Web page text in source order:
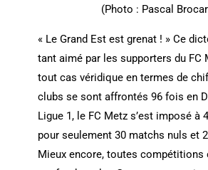
(Photo : Pascal
« Le Grand Est est grenat ! » Ce
tant aimé par les supporters du FC
tout cas véridique en termes de
clubs se sont affrontés 96 fois en
Ligue 1, le FC Metz s’est imposé à
pour seulement 30 matchs nuls et
Mieux encore, toutes compétitions